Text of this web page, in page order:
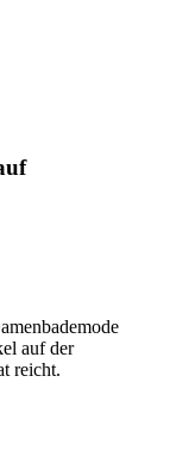
auf der
reicht.